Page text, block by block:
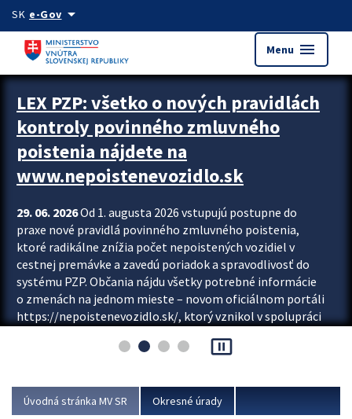
Preskocit na hlavný obsah
SK e-Govarrow_drop_down
Menu menu
Zastavit automatický posun upútavok
LEX PZP: všetko o nových pravidlách
kontroly povinného zmluvného
poistenia nájdete na
www.nepoistenevozidlo.sk
29. 06. 2026Od 1. augusta 2026 vstupujú postupne do
praxe nové pravidlá povinného zmluvného poistenia,
ktoré radikálne znížia počet nepoistených vozidiel v
cestnej premávke a zavedú poriadok a spravodlivosť do
systému PZP. Občania nájdu všetky potrebné informácie
o zmenách na jednom mieste – novom oficiálnom portáli
https://nepoistenevozidlo.sk/, ktorý vznikol v spolupráci
asociácie poisťovní (SLASPO) a Ministerstva vnútra SR.
Viac
pause_presentation
Úvodná stránka MV SR Okresné úrady